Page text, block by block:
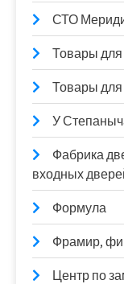
СТО
Товары
Товары
У
Фабрика
входных
Формула
Фрамир,
Центр по